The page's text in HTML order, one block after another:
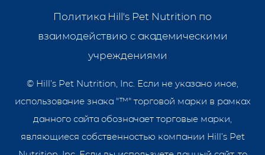
© Hill’s Pet Nutrition, Inc. Если не указано иное,
использование знака "™" торговой марки в рамках
данного сайта обозначает торговые марки,
являющиеся собственностью компании Hill’s Pet
Политика Hill's Pet Nutrition по
взаимодействию с академическими
учреждениями